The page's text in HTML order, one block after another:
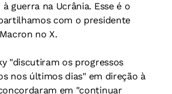
guerra na Ucrânia. Esse é o
com o presidente
no X.
"discutiram os progressos
nos últimos dias" em direção à
em "continuar